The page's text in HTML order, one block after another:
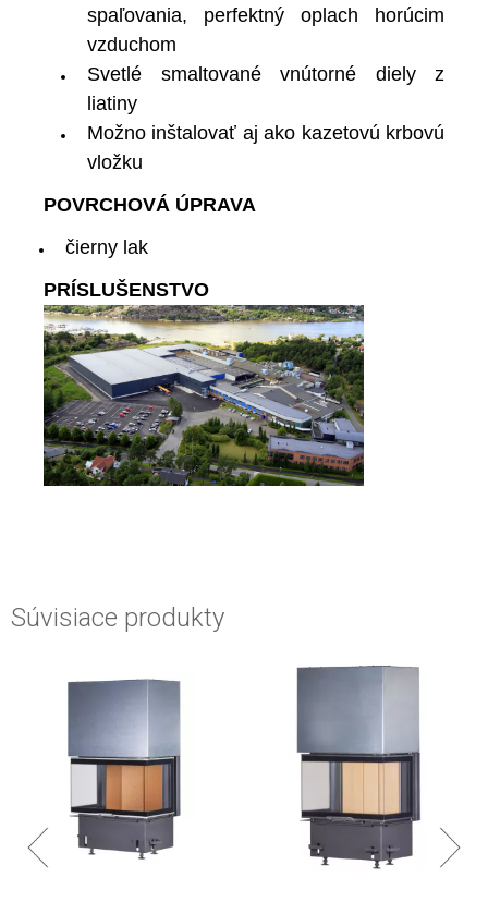
spaľovania, perfektný oplach horúcim
vzduchom
Svetlé smaltované vnútorné diely z
liatiny
Možno inštalovať aj ako kazetovú krbovú
vložku
POVRCHOVÁ ÚPRAVA
čierny lak
PRÍSLUŠENSTVO
Súvisiace produkty